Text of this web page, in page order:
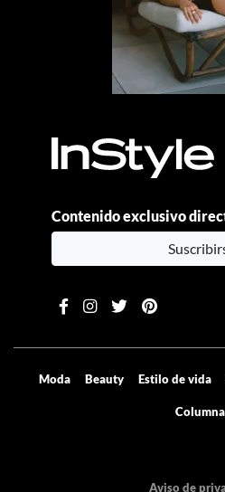
Contenido exclusivo
Moda Beauty Estilo de vida
Aviso de